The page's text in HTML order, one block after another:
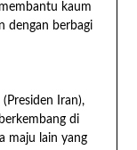
kaum
dengan berbagi
Iran),
di
maju lain yang